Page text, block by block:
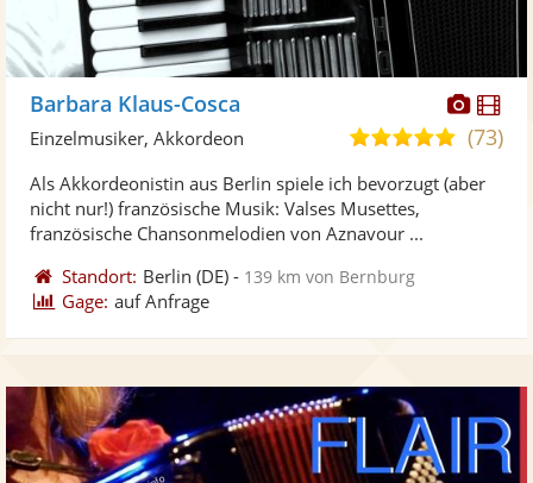
Fotos
Barbara Klaus-Cosca
5,0
5
(73)
Einzelmusiker, Akkordeon
Als Akkordeonistin aus Berlin spiele ich bevorzugt (aber
nicht nur!) französische Musik: Valses Musettes,
französische Chansonmelodien von Aznavour ...
Standort: Berlin (DE) - 139 km von Bernburg
Gage: auf Anfrage